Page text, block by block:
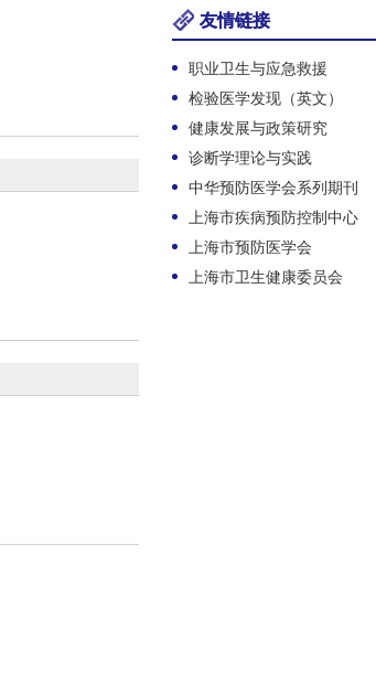
友情链接
职业卫生与应急救援
检验医学发现（英文）
健康发展与政策研究
诊断学理论与实践
中华预防医学会系列期刊
上海市疾病预防控制中心
上海市预防医学会
上海市卫生健康委员会